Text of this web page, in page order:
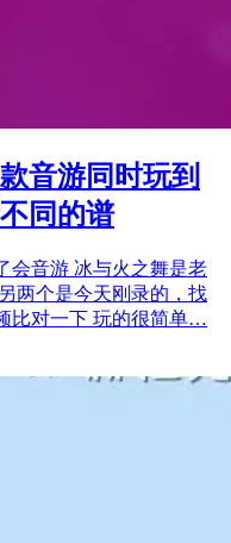
音游同时玩到
同的谱
会音游 冰与火之舞是老
两个是今天刚录的，找
比对一下 玩的很简单…